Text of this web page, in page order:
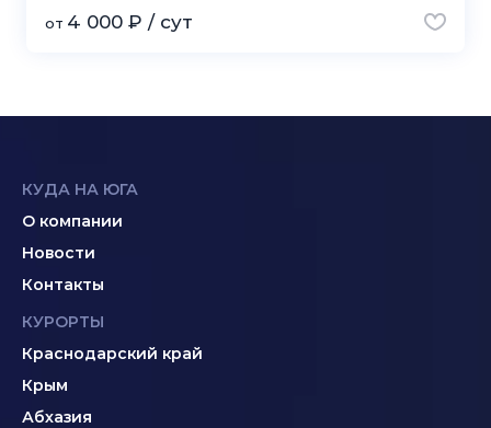
от 4 000 ₽ / сут
КУДА НА ЮГА
О компании
Новости
Контакты
КУРОРТЫ
Краснодарский край
Крым
Абхазия